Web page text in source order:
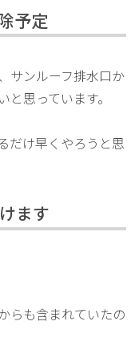
予定
サンルーフ排水口か
思っています。
だけ早くやろうと思
ます
らも含まれていたの